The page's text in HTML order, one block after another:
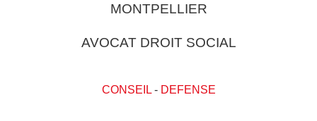
MONTPELLIER
AVOCAT DROIT SOCIAL
CONSEIL- DEFENSE